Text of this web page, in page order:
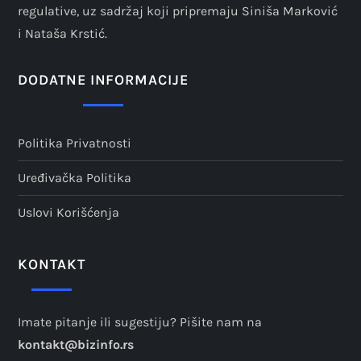
i
j
a
l
a
a
k
a
regulative, uz sadržaj koji pripremaju Siniša Marković
i Nataša Krstić.
DODATNE INFORMACIJE
Politika Privatnosti
Uređivačka Politika
Uslovi Korišćenja
KONTAKT
Imate pitanje ili sugestiju? Pišite nam na
kontakt@bizinfo.rs